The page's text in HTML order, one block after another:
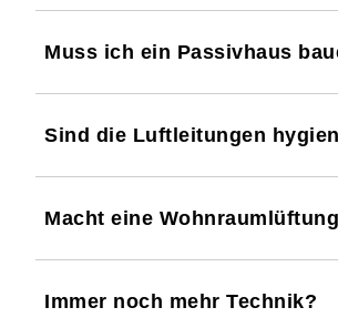
Muss ich ein Passivhaus
Sind die Luftleitungen
Macht eine
Immer noch mehr Technik?